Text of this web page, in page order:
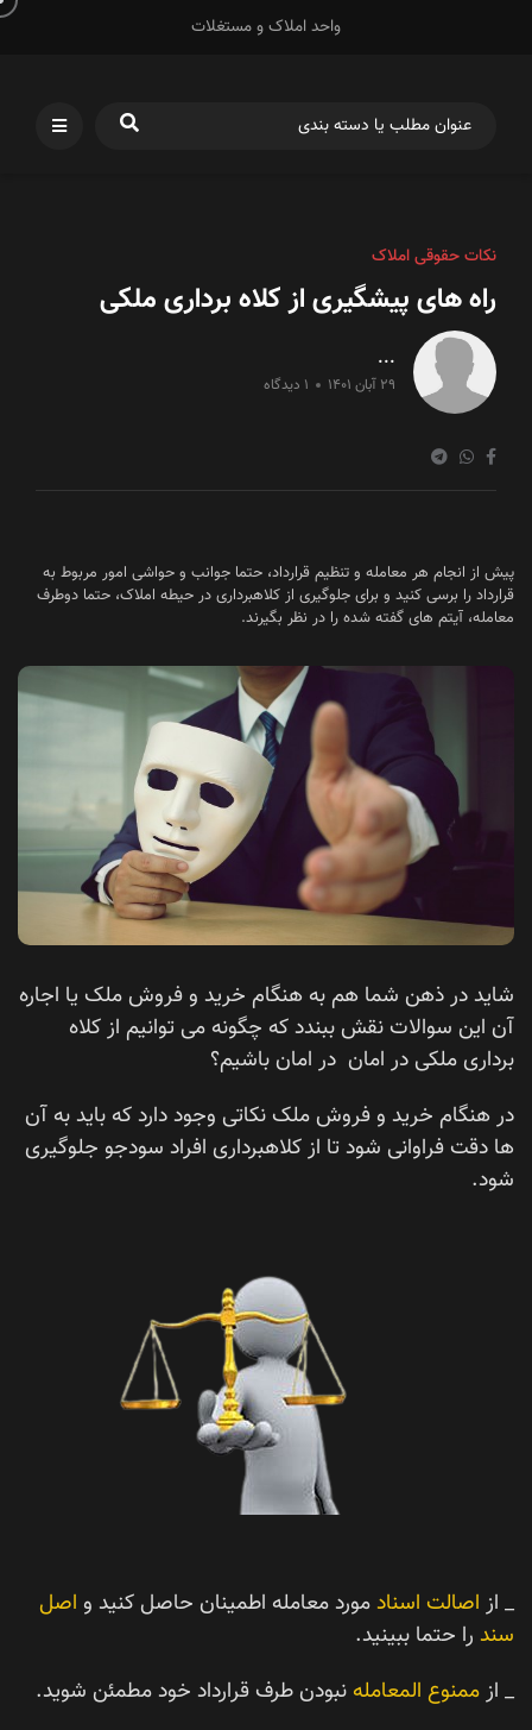
واحد املاک و مستغلات
نکات حقوقی املاک
راه های پیشگیری از کلاه برداری ملکی
...
29 آبان 1401 1 دیدگاه
پیش از انجام هر معامله و تنظیم قرارداد، حتما جوانب و حواشی امور مربوط به
قرارداد را برسی کنید و برای جلوگیری از کلاهبرداری در حیطه املاک، حتما دوطرف
معامله، آیتم های گفته شده را در نظر بگیرند.
شاید در ذهن شما هم به هنگام خرید و فروش ملک یا اجاره
آن این سوالات نقش ببندد که چگونه می توانیم از کلاه
برداری ملکی در امان در امان باشیم؟
در هنگام خرید و فروش ملک نکاتی وجود دارد که باید به آن
ها دقت فراوانی شود تا از کلاهبرداری افراد سودجو جلوگیری
شود.
_ از اصالت اسنادمورد معامله اطمینان حاصل کنید و اصل
سند را حتما ببینید.
_ ازممنوع المعامله نبودن طرف قرارداد خود مطمئن شوید.